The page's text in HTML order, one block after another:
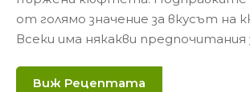
от голямо значение за вкусът
Всеки има някакви предпочитания
Виж Рецептата